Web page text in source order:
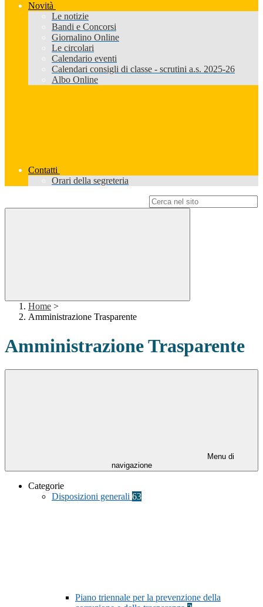
Novità
Le notizie
Bandi e Concorsi
Giornalino Online
Le circolari
Calendario eventi
Calendari consigli di classe - scrutini a.s. 2025-26
Albo Online
Contatti
Orari della segreteria
Home >
Amministrazione Trasparente
Amministrazione Trasparente
Menu di
navigazione
Categorie
Disposizioni generali 63
Piano triennale per la prevenzione della